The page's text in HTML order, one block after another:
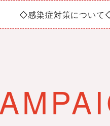
◇感染症対策について